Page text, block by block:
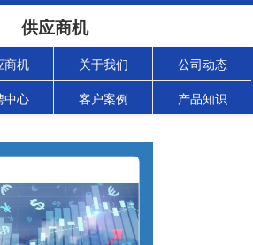
供应商机
商机 关于我们 公司动态
中心 客户案例 产品知识